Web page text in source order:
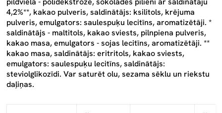
4,2%**, kakao pulveris, saldinātājs: ksilitols, krējuma
pulveris, emulgators: saulespuķu lecitīns, aromatizētāji. *
saldinātājs - maltitols, kakao sviests, pilnpiena pulveris,
kakao masa, emulgators -sojas lecitīns, aromatizētāji. **
kakao masa, saldinātājs: eritritols, kakao sviests,
emulgators: saulespuķu lecitīns, saldinātājs:
steviolglikozīdi. Var saturēt olu, sezama sēklu un riekstu
daļiņas.